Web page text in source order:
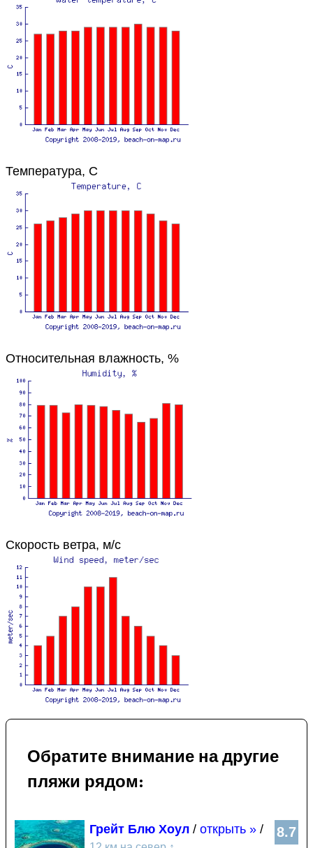
Температура, C
Относительная влажность, %
Скорость ветра, м/с
Обратите внимание на другие
пляжи рядом:
8.7
Грейт Блю Хоул / открыть » /